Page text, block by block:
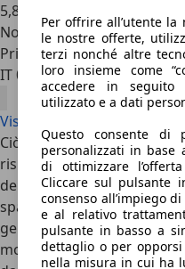
5,8 l/100 km (comb.)
Novità
Privato
IT 00045Genzano Di Roma
Visualizza tutte le offerte
Ciò contribuiva alla sua
rispetto alle classiche
della Leòn nel 1999, la
spagnola, Toledo cambiò
generazione, diventando
monovolume a tre volumi,
Per offrire all’utente
le nostre offerte,
terzi nonché altre
loro insieme come
accedere in seguito
utilizzato e a dati
Questo consente di
personalizzati in base
di ottimizzare
Cliccare sul pulsante
consenso all’impiego
e al relativo
pulsante in basso a
dettaglio o per
nella misura in cui ha